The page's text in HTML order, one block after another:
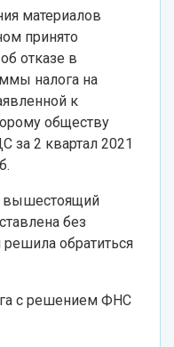
материалов
принято
отказе в
налога на
к
обществу
за 2 квартал 2021
вышестоящий
без
обратиться
с решением ФНС